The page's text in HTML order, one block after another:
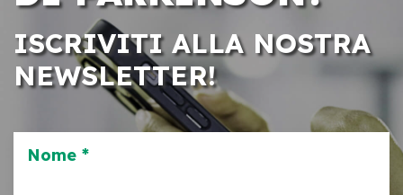
ISCRIVITI ALLA NOSTRA
NEWSLETTER!
Nome *